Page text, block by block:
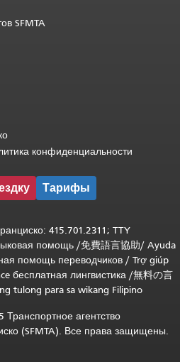
SFMTA
конфиденциальности
Тарифы
415.701.2311; TTY
помощь /免費語言協助/ Ayuda
помощь переводчиков / Trợ giúp
бесплатная лингвистика /無料の言
tulong para sa wikang Filipino
агентство
(SFMTA). Все права защищены.